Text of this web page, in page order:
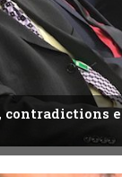
contradictions